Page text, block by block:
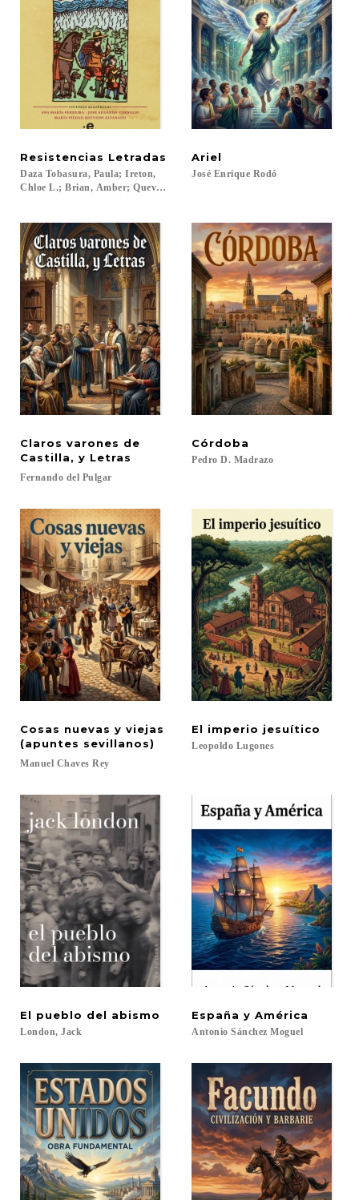
Resistencias Letradas
Daza Tobasura, Paula; Ireton,
Chloe L.; Brian, Amber; Quevedo Alvarado, María Piedad; Quispe
Ariel
José Enrique Rodó
Claros varones de
Castilla, y Letras
Fernando del Pulgar
Córdoba
Pedro D. Madrazo
Cosas nuevas y viejas
(apuntes sevillanos)
Manuel Chaves Rey
El imperio jesuítico
Leopoldo Lugones
El pueblo del abismo
London, Jack
España y América
Antonio Sánchez Moguel